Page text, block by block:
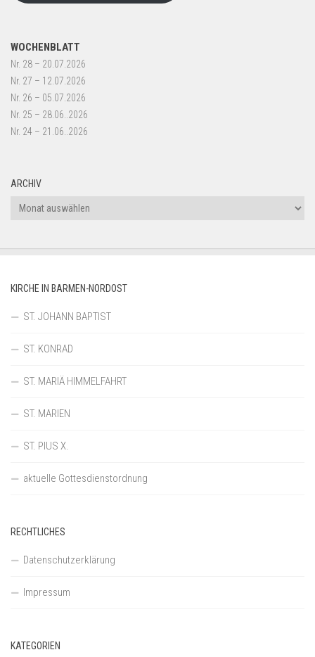
WOCHENBLATT
Nr. 28 – 20.07.2026
Nr. 27 – 12.07.2026
Nr. 26 – 05.07.2026
Nr. 25 – 28.06..2026
Nr. 24 – 21.06..2026
ARCHIV
Archiv
KIRCHE IN BARMEN-NORDOST
ST. JOHANN BAPTIST
ST. KONRAD
ST. MARIÄ HIMMELFAHRT
ST. MARIEN
ST. PIUS X.
aktuelle Gottesdienstordnung
RECHTLICHES
Datenschutzerklärung
Impressum
KATEGORIEN